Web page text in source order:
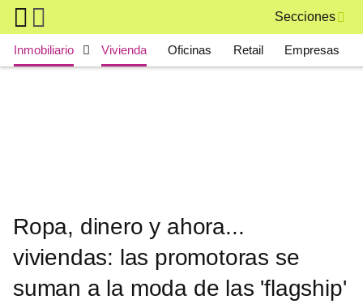
Skip to main content
Secciones
Main navigation
Inmobiliario Vivienda Oficinas Retail Empresas
Ropa, dinero y ahora...
viviendas: las promotoras se
suman a la moda de las 'flagship'